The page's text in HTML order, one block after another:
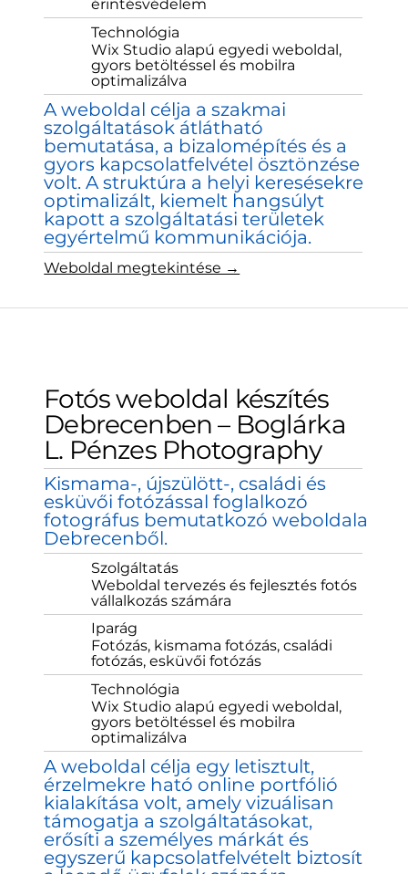
érintésvédelem
Technológia
Wix Studio alapú egyedi weboldal,
gyors betöltéssel és mobilra
optimalizálva
A weboldal célja a szakmai
szolgáltatások átlátható
bemutatása, a bizalomépítés és a
gyors kapcsolatfelvétel ösztönzése
volt. A struktúra a helyi keresésekre
optimalizált, kiemelt hangsúlyt
kapott a szolgáltatási területek
egyértelmű kommunikációja.
Weboldal megtekintése →
Fotós weboldal készítés
Debrecenben – Boglárka
L. Pénzes Photography
Kismama-, újszülött-, családi és
esküvői fotózással foglalkozó
fotográfus bemutatkozó weboldala
Debrecenből.
Szolgáltatás
Weboldal tervezés és fejlesztés fotós
vállalkozás számára
Iparág
Fotózás, kismama fotózás, családi
fotózás, esküvői fotózás
Technológia
Wix Studio alapú egyedi weboldal,
gyors betöltéssel és mobilra
optimalizálva
A weboldal célja egy letisztult,
érzelmekre ható online portfólió
kialakítása volt, amely vizuálisan
támogatja a szolgáltatásokat,
erősíti a személyes márkát és
egyszerű kapcsolatfelvételt biztosít